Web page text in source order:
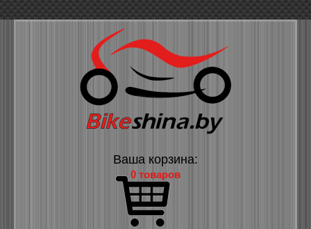
Ваша корзина:
0 товаров